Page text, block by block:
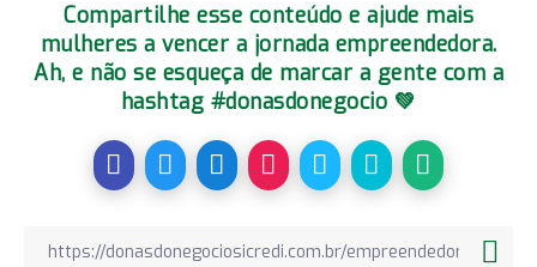
Compartilhe esse conteúdo e ajude mais
mulheres a vencer a jornada empreendedora.
Ah, e não se esqueça de marcar a gente com a
hashtag #donasdonegocio 💚